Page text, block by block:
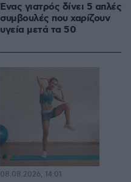
Ένας γιατρός δίνει 5 απλές
συμβουλές που χαρίζουν
υγεία μετά τα 50
08.08.2026, 14:01